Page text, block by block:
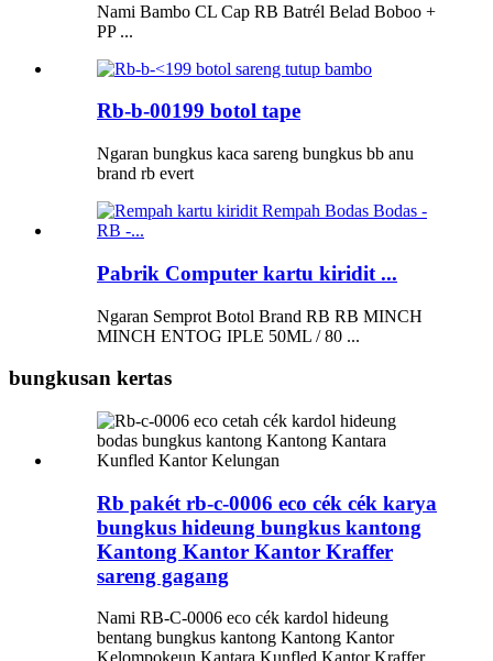
Nami Bambo CL Cap RB Batrél Belad Boboo +
PP ...
Rb-b-00199 botol tape
Ngaran bungkus kaca sareng bungkus bb anu
brand rb evert
Pabrik Computer kartu kiridit ...
Ngaran Semprot Botol Brand RB RB MINCH
MINCH ENTOG IPLE 50ML / 80 ...
bungkusan kertas
Rb pakét rb-c-0006 eco cék cék karya
bungkus hideung bungkus kantong
Kantong Kantor Kantor Kraffer
sareng gagang
Nami RB-C-0006 eco cék kardol hideung
bentang bungkus kantong Kantong Kantor